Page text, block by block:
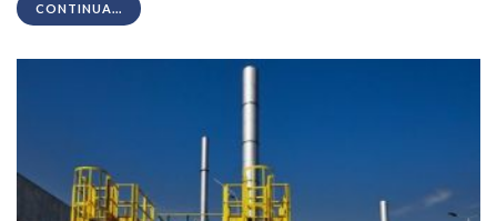
CONTINUA...